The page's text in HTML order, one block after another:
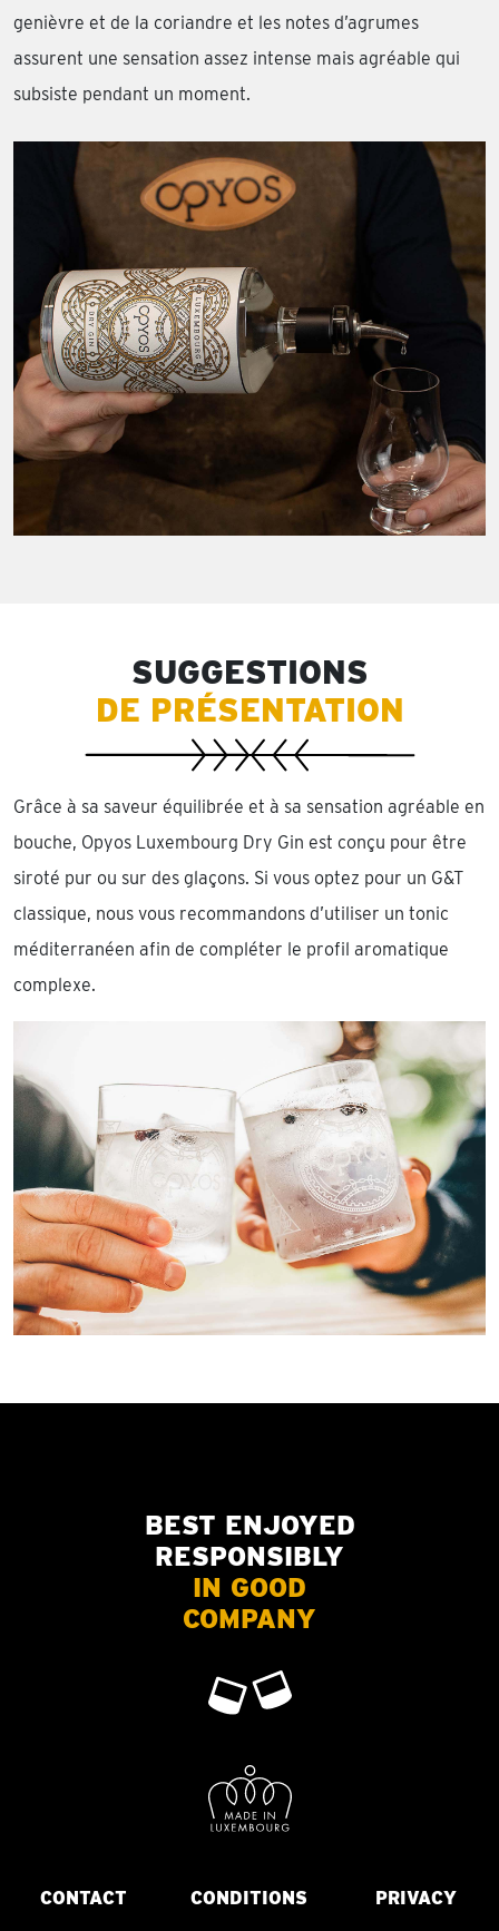
genièvre et de la coriandre et les notes d’agrumes
assurent une sensation assez intense mais agréable qui
subsiste pendant un moment.
SUGGESTIONS
DE PRÉSENTATION
Grâce à sa saveur équilibrée et à sa sensation agréable en
bouche, Opyos Luxembourg Dry Gin est conçu pour être
siroté pur ou sur des glaçons. Si vous optez pour un G&T
classique, nous vous recommandons d’utiliser un tonic
méditerranéen afin de compléter le profil aromatique
complexe.
BEST ENJOYED
RESPONSIBLY
IN GOOD
COMPANY
CONTACT CONDITIONS PRIVACY